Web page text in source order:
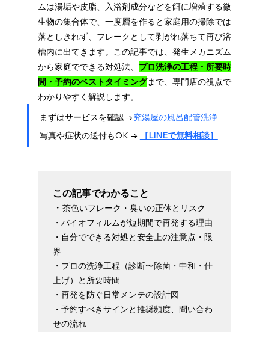
ムは湯垢や皮脂、入浴剤成分などを餌に増殖する微
生物の集合体で、一度層を作ると家庭用の掃除では
落としきれず、フレークとして剥がれ落ちて再び浴
槽内に出てきます。この記事では、発生メカニズム
から家庭でできる対処法、 プロ洗浄の工程・所要時
間・予約のベストタイミングまで、専門店の視点で
わかりやすく解説します。
まずはサービスを確認 →究湯屋の風呂配管洗浄
写真や症状の送付もOK →
［LINEで無料相談］
この記事でわかること
・ 茶色いフレーク・臭いの正体とリスク
・バイオフィルムが短期間で再発する理由
・自分でできる対処と安全上の注意点・限
界
・プロの洗浄工程（診断〜除菌・中和・仕
上げ）と所要時間
・再発を防ぐ日常メンテの設計図
・予約すべきサインと推奨頻度、問い合わ
せの流れ